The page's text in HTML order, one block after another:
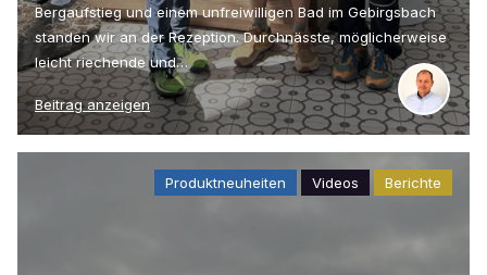
Bergaufstieg und einem unfreiwilligen Bad im Gebirgsbach
standen wir an der Rezeption. Durchnässte, möglicherweise
leicht riechende und…
Beitrag anzeigen
Produktneuheiten Videos Berichte